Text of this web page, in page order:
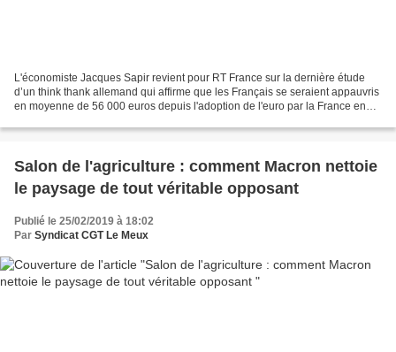
L'économiste Jacques Sapir revient pour RT France sur la dernière étude
d’un think thank allemand qui affirme que les Français se seraient appauvris
en moyenne de 56 000 euros depuis l'adoption de l'euro par la France en
Salon de l'agriculture : comment Macron nettoie
le paysage de tout véritable opposant
Publié le 25/02/2019 à 18:02
Par Syndicat CGT Le Meux